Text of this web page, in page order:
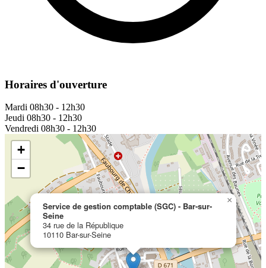
Horaires d'ouverture
Mardi 08h30 - 12h30
Jeudi 08h30 - 12h30
Vendredi 08h30 - 12h30
Service de gestion comptable (SGC) - Bar-sur-
Seine
34 rue de la République
10110 Bar-sur-Seine
×
+
−